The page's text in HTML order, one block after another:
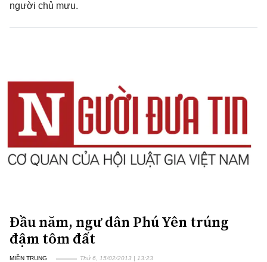
người chủ mưu.
Đầu năm, ngư dân Phú Yên trúng
đậm tôm đất
MIỀN TRUNG Thứ 6, 15/02/2013 | 13:23